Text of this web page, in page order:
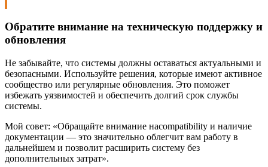
Обратите внимание на техническую поддержку и
обновления
Не забывайте, что системы должны оставаться актуальными и
безопасными. Используйте решения, которые имеют активное
сообщество или регулярные обновления. Это поможет
избежать уязвимостей и обеспечить долгий срок службы
системы.
Мой совет: «Обращайте внимание наcompatibility и наличие
документации — это значительно облегчит вам работу в
дальнейшем и позволит расширить систему без
дополнительных затрат».